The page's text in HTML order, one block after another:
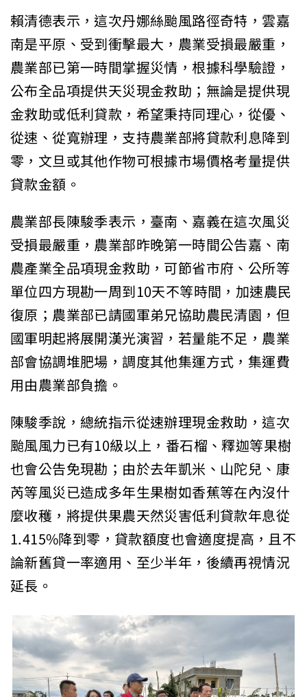
賴清德表示，這次丹娜絲颱風路徑奇特，雲嘉
南是平原、受到衝擊最大，農業受損最嚴重，
農業部已第一時間掌握災情，根據科學驗證，
公布全品項提供天災現金救助；無論是提供現
金救助或低利貸款，希望秉持同理心，從優、
從速、從寬辦理，支持農業部將貸款利息降到
零，文旦或其他作物可根據市場價格考量提供
貸款金額。
農業部長陳駿季表示，臺南、嘉義在這次風災
受損最嚴重，農業部昨晚第一時間公告嘉、南
農產業全品項現金救助，可節省市府、公所等
單位四方現勘一周到10天不等時間，加速農民
復原；農業部已請國軍弟兄協助農民清園，但
國軍明起將展開漢光演習，若量能不足，農業
部會協調堆肥場，調度其他集運方式，集運費
用由農業部負擔。
陳駿季說，總統指示從速辦理現金救助，這次
颱風風力已有10級以上，番石榴、釋迦等果樹
也會公告免現勘；由於去年凱米、山陀兒、康
芮等風災已造成多年生果樹如香蕉等在內沒什
麼收穫，將提供果農天然災害低利貸款年息從
1.415%降到零，貸款額度也會適度提高，且不
論新舊貸一率適用、至少半年，後續再視情況
延長。